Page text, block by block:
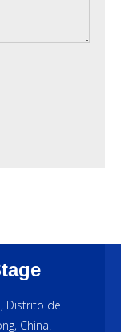
Distrito de
China.